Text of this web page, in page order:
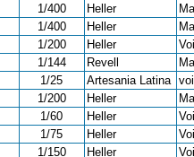
1/400 Heller
1/400 Heller
1/200 Heller
1/144 Revell
1/25 Artesania Latina
1/200 Heller
1/60 Heller
1/75 Heller
1/150 Heller